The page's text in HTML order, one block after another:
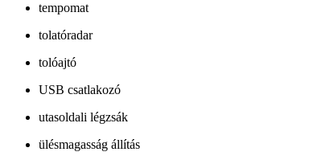
tempomat
tolatóradar
tolóajtó
USB csatlakozó
utasoldali légzsák
ülésmagasság állítás